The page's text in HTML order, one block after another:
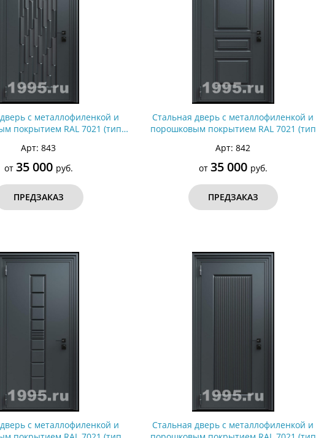
с металлофиленкой и
покрытием RAL 7021 (тип
Арт: 843
от 35 000 руб.
ПРЕДЗАКАЗ
Стальная дверь с металлофиленкой и
порошковым покрытием RAL 7021 (тип
Арт: 842
от 35 000 руб.
ПРЕДЗАКАЗ
с металлофиленкой и
Стальная дверь с металлофиленкой и